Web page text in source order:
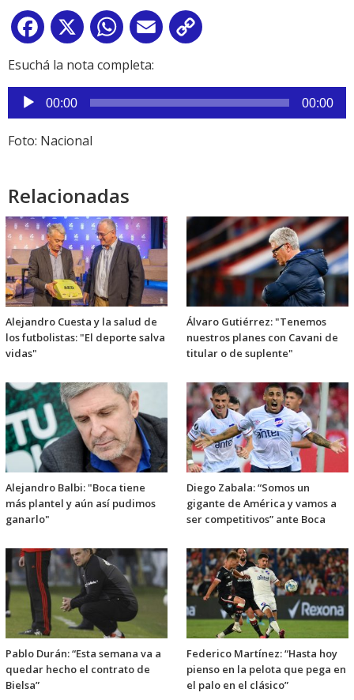
Facebook
X WhatsApp
Email
Esuchá la nota completa:
Reproductor
de
audio
00:00 00:00
Foto: Nacional
Relacionadas
Alejandro Cuesta y la salud de
los futbolistas: "El deporte salva
vidas"
Álvaro Gutiérrez: "Tenemos
nuestros planes con Cavani de
titular o de suplente"
Alejandro Balbi: "Boca tiene
más plantel y aún así pudimos
ganarlo"
Diego Zabala: “Somos un
gigante de América y vamos a
ser competitivos” ante Boca
Pablo Durán: “Esta semana va a
quedar hecho el contrato de
Bielsa”
Federico Martínez: “Hasta hoy
pienso en la pelota que pega en
el palo en el clásico”